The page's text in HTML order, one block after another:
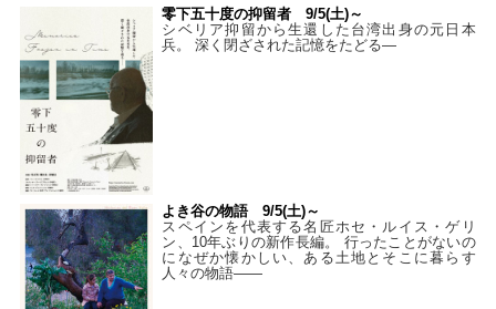
零下五十度の抑留者 9/5(土)～
シベリア抑留から生還した台湾出身の元日本
兵。 深く閉ざされた記憶をたどる—
よき谷の物語 9/5(土)～
スペインを代表する名匠ホセ・ルイス・ゲリ
ン、10年ぶりの新作長編。 行ったことがないの
になぜか懐かしい、ある土地とそこに暮らす
人々の物語――